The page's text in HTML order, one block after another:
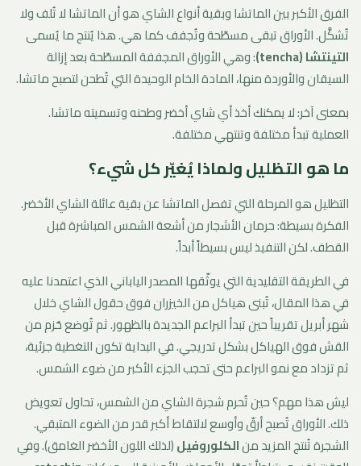
الفرق الأكبر بين الماتشا وبقية أنواع الشاي هو أن الماتشا لا تُلف ولا
تُشكَّل. الأوراق تبقى مسطّحة وتُجفف كما هي. هذا يُنتج ما يُسمى
التينتشا (tencha)
: وهي الأوراق المجففة المسطّحة بعد إزالة
السيقان والأوردة منها، المادة الخام الوحيدة التي تُطحن لتصبح ماتشا.
بمعنى آخر: لا يمكنك أخذ أي شاي أخضر وطحنه وتسميته ماتشا.
العملية تبدأ مختلفة وتنتهي مختلفة.
ما هو التظليل ولماذا يُغيّر كل شيء؟
التظليل هو المرحلة التي تفصل الماتشا عن بقية عائلة الشاي الأخضر.
الفكرة بسيطة: حرمان الأشجار من أشعة الشمس المباشرة قبل
القطف. لكن التنفيذ ليس بسيطاً أبداً.
في الطريقة التقليدية التي يوثّقها المصدر الياباني الذي اعتمدنا عليه
في هذا المقال، تُبنى هياكل من الخيزران فوق حقول الشاي خلال
شهر أبريل تقريباً حين تبدأ البراعم الجديدة بالظهور. ثم تُوضع حُزم من
القش فوق الهياكل بشكل تدريجي. في البداية تكون التغطية جزئية،
ثم تزداد مع نمو البراعم حتى تحجب الجزء الأكبر من ضوء الشمس.
ليش هذا مهم؟ حين تُحرم شجرة الشاي من الشمس، تحاول تعويض
ذلك. الأوراق تُصبح أرقّ وأوسع لالتقاط أكبر قدر من الضوء المتبقي.
الشجرة تُنتج المزيد منالكلوروفيل(لذلك اللون الأخضر الغامق). وفي